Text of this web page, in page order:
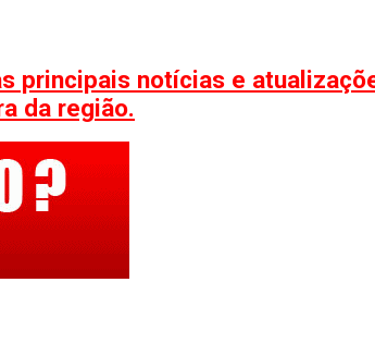
principais notícias e
da região.